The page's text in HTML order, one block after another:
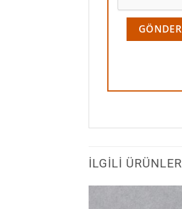
İLGILI ÜRÜNLER